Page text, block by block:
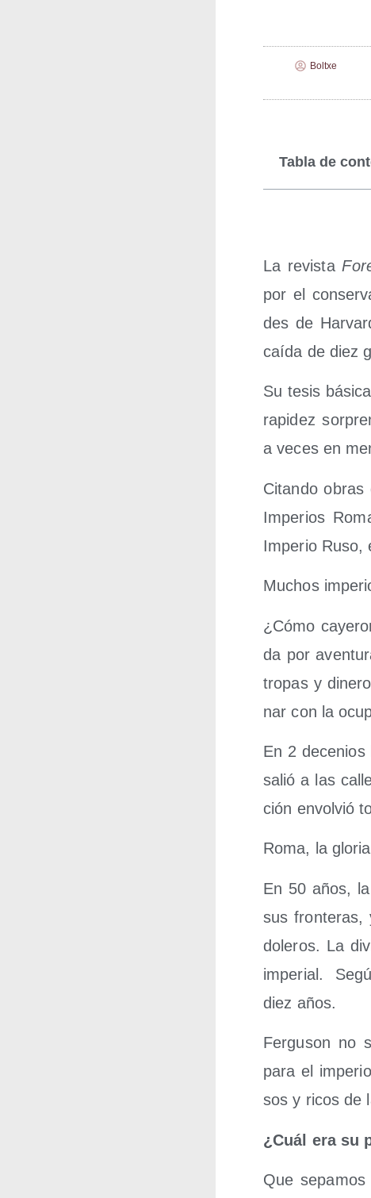
Boltxe
Tabla de
La revis­ta
por el
des de
caí­da de diez
Su tesis
rapi­dez
a veces en
Citan­do
Impe­rios
Impe­rio Ruso,
Muchos
¿Cómo
da por
tro­pas y
nar con la
En 2
salió a las
ción envol­vió
Roma, la
En 50 años,
sus fron­te­ras,
do­le­ros. La
impe­rial.
diez años.
Fer­gu­son no
para el
sos y ricos de
¿Cuál era su
Que